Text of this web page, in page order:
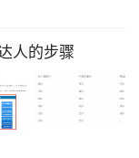
人的步骤